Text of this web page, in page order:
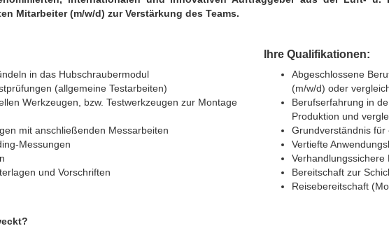
Mitarbeiter (m/w/d) zur Verstärkung des Teams.
in das Hubschraubermodul
(allgemeine Testarbeiten)
Werkzeugen, bzw. Testwerkzeugen zur Montage
mit anschließenden Messarbeiten
Messungen
und Vorschriften
Ihre Qualifikationen:
Abgeschlossene
(m/w/d) oder
Berufserfahrung in
Produktion und
Grundverständnis für
Vertiefte
Bereitschaft zur
Reisebereitschaft